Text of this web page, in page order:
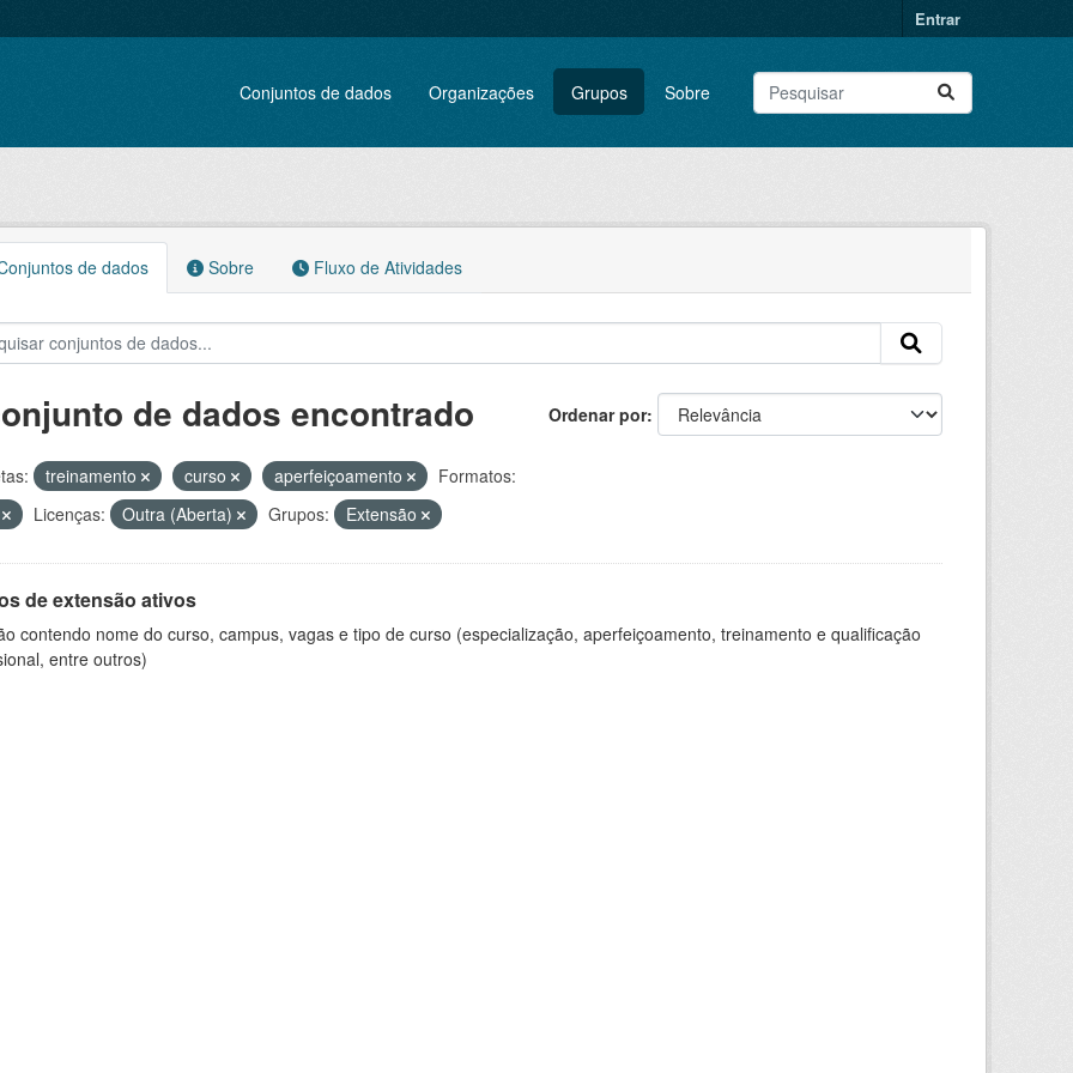
Entrar
Conjuntos de dados Organizações Grupos Sobre
de dados Sobre Fluxo de Atividades
Ordenar por
de dados encontrado
treinamento curso aperfeiçoamento
Formatos:
Licenças: Outra (Aberta) Grupos: Extensão
de extensão ativos
contendo nome do curso, campus, vagas e tipo de curso (especialização, aperfeiçoamento, treinamento e qualificação
entre outros)